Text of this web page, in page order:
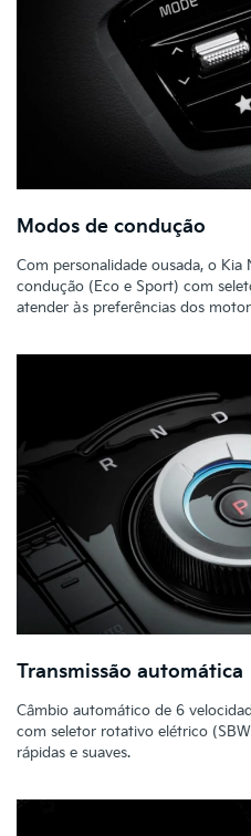
Modos de condução
Com personalidade ousada, o
condução (Eco e Sport) com
atender às preferências dos
Transmissão automática
Câmbio automático de 6
com seletor rotativo elétrico
rápidas e suaves.